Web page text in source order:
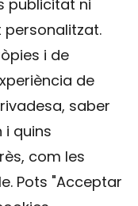
publicitat ni
personalitzat.
i de
de
saber
i quins
com les
Pots "Acceptar